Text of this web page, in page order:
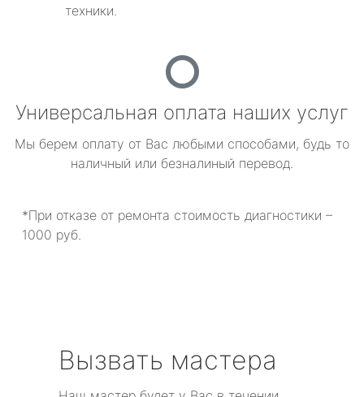
техники.
Универсальная оплата наших услуг
Мы берем оплату от Вас любыми способами, будь то
наличный или безналиный перевод.
*При отказе от ремонта стоимость диагностики –
1000 руб.
Вызвать мастера